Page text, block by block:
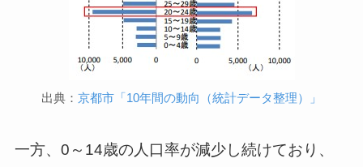
出典： 京都市「10年間の動向（統計データ整理）」
一方、0～14歳の人口率が減少し続けており、